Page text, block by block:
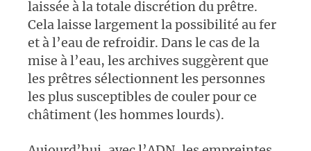
laissée à la totale discrétion du prêtre.
Cela laisse largement la possibilité au fer
et à l’eau de refroidir. Dans le cas de la
mise à l’eau, les archives suggèrent que
les prêtres sélectionnent les personnes
les plus susceptibles de couler pour ce
châtiment (les hommes lourds).